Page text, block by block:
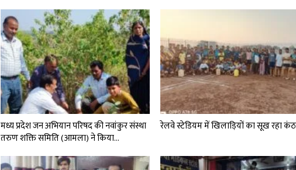
मध्य प्रदेश जन अभियान परिषद की नवांकुर संस्था
तरुण शक्ति समिति (आमला) ने किया…
रेलवे स्टेडियम में खिलाड़ियों का सूख रहा कंठ